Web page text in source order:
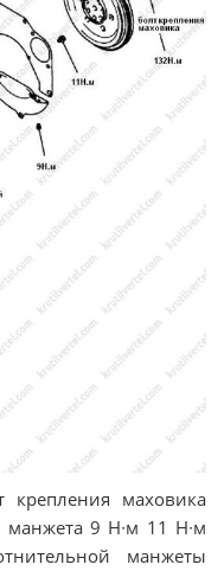
маховика
манжета 9 Н∙м 11 Н∙м
манжеты